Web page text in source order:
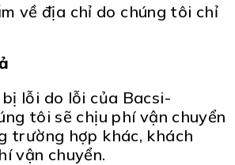
về địa chỉ do chúng tôi chỉ
lỗi do lỗi của Bacsi-
tôi sẽ chịu phí vận chuyển
trường hợp khác, khách
vận chuyển.